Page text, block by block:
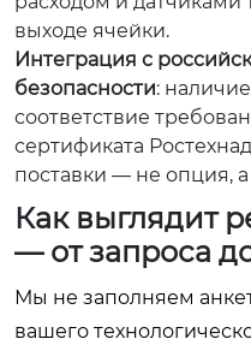
выходе ячейки.
Интеграция с
безопасности:
соответствие
сертификата
поставки — не опция,
Как выглядит
— от запроса
Мы не заполняем
вашего